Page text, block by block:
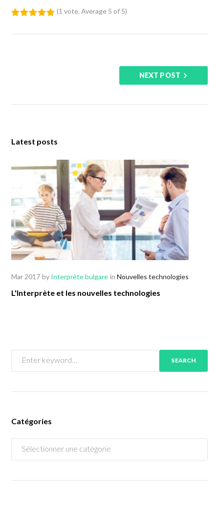
(1 vote. Average 5 of 5)
NEXT POST
Latest posts
Mar 2017 by Interprète bulgare in Nouvelles technologies
L'Interprète et les nouvelles technologies
SEARCH
Catégories